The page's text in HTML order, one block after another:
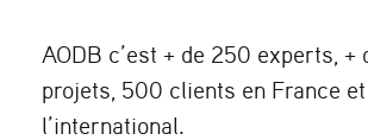
AODB c’est + de 250 experts, +
projets, 500 clients en France
l’international.